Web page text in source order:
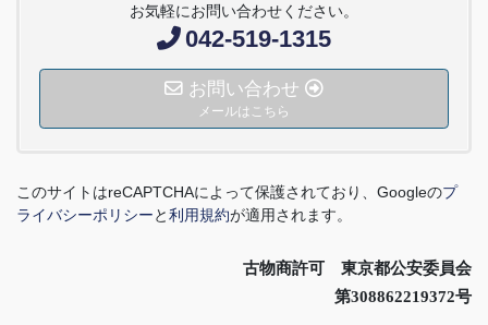
お気軽にお問い合わせください。
042-519-1315
お問い合わせ
メールはこちら
このサイトはreCAPTCHAによって保護されており、 Googleのプ
ライバシーポリシーと利用規約が適用されます。
古物商許可 東京都公安委員会
第308862219372号